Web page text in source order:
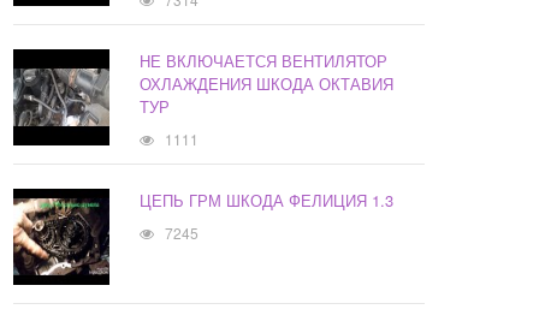
НЕ ВКЛЮЧАЕТСЯ ВЕНТИЛЯТОР
ОХЛАЖДЕНИЯ ШКОДА ОКТАВИЯ
ТУР
1111
ЦЕПЬ ГРМ ШКОДА ФЕЛИЦИЯ 1.3
7245